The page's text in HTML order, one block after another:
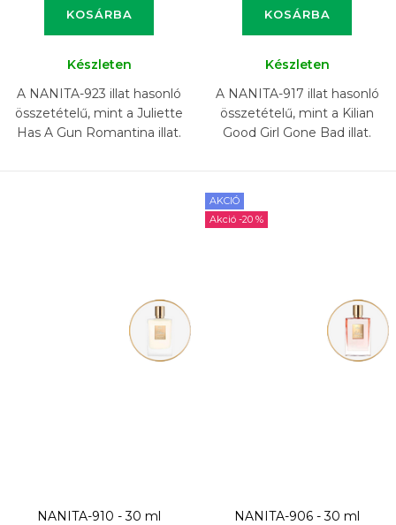
KOSÁRBA
Készleten
A NANITA-923 illat hasonló
összetételű, mint a Juliette
Has A Gun Romantina illat.
KOSÁRBA
Készleten
A NANITA-917 illat hasonló
összetételű, mint a Kilian
Good Girl Gone Bad illat.
NANITA-910 - 30 ml
AKCIÓ
-20 %
NANITA-906 - 30 ml